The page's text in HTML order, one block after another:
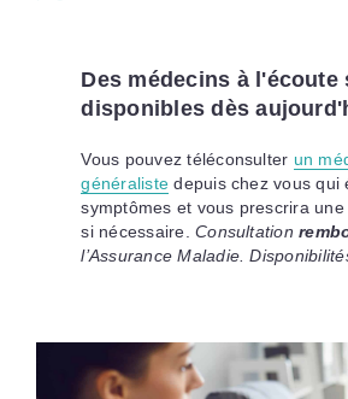
Des médecins à l'écoute
disponibles dès
Vous pouvez téléconsulter un
généraliste depuis chez vous qui
symptômes et vous prescrira
si nécessaire.Consultation
l’Assurance Maladie.